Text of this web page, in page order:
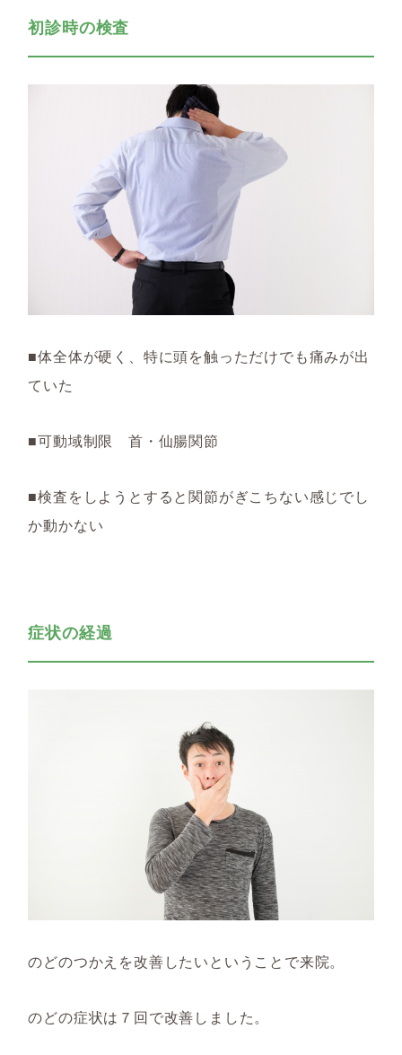
初診時の検査
■体全体が硬く、特に頭を触っただけでも痛みが出
ていた
■可動域制限 首・仙腸関節
■検査をしようとすると関節がぎこちない感じでし
か動かない
症状の経過
のどのつかえを改善したいということで来院。
のどの症状は７回で改善しました。